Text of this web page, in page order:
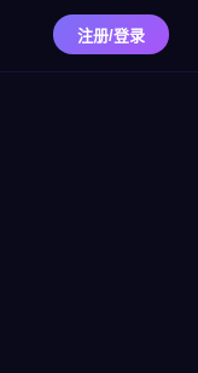
注册/登录